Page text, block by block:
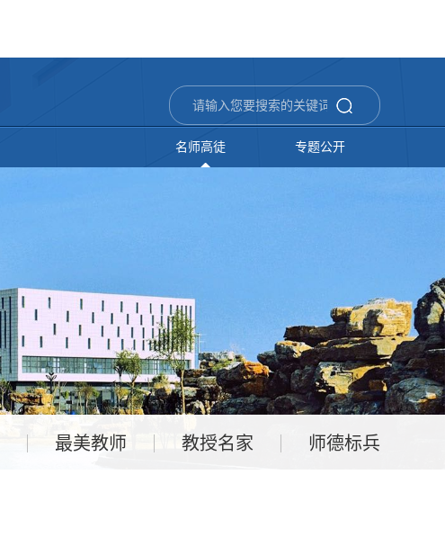
名师高徒 专题公开
最美教师 教授名家 师德标兵